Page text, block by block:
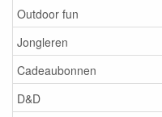
Outdoor fun
Jongleren
Cadeaubonnen
D&D